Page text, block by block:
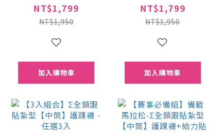
NT$1,799
NT$1,950
加入購物車
NT$1,799
NT$1,950
加入購物車